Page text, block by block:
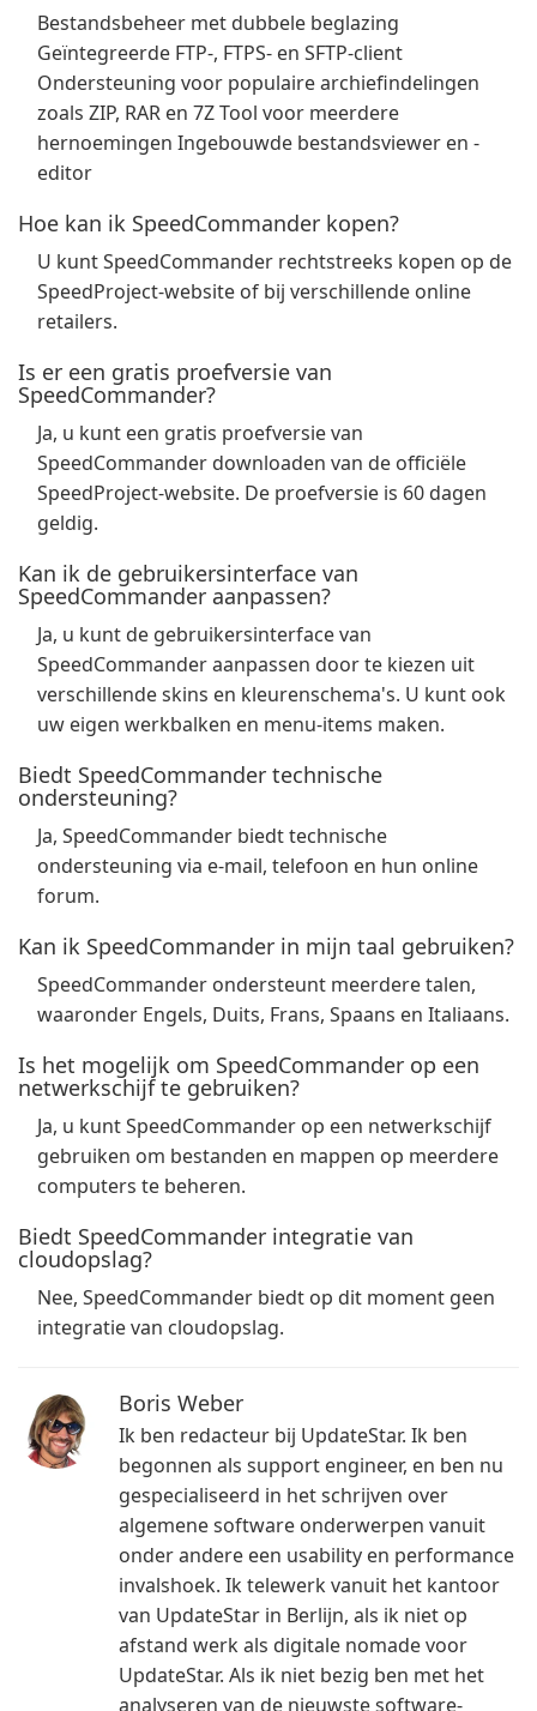
Bestandsbeheer met dubbele beglazing
Geïntegreerde FTP-, FTPS- en SFTP-client
Ondersteuning voor populaire archiefindelingen
zoals ZIP, RAR en 7Z Tool voor meerdere
hernoemingen Ingebouwde bestandsviewer en -
editor
Hoe kan ik SpeedCommander kopen?
U kunt SpeedCommander rechtstreeks kopen op de
SpeedProject-website of bij verschillende online
retailers.
Is er een gratis proefversie van
SpeedCommander?
Ja, u kunt een gratis proefversie van
SpeedCommander downloaden van de officiële
SpeedProject-website. De proefversie is 60 dagen
geldig.
Kan ik de gebruikersinterface van
SpeedCommander aanpassen?
Ja, u kunt de gebruikersinterface van
SpeedCommander aanpassen door te kiezen uit
verschillende skins en kleurenschema's. U kunt ook
uw eigen werkbalken en menu-items maken.
Biedt SpeedCommander technische
ondersteuning?
Ja, SpeedCommander biedt technische
ondersteuning via e-mail, telefoon en hun online
forum.
Kan ik SpeedCommander in mijn taal gebruiken?
SpeedCommander ondersteunt meerdere talen,
waaronder Engels, Duits, Frans, Spaans en Italiaans.
Is het mogelijk om SpeedCommander op een
netwerkschijf te gebruiken?
Ja, u kunt SpeedCommander op een netwerkschijf
gebruiken om bestanden en mappen op meerdere
computers te beheren.
Biedt SpeedCommander integratie van
cloudopslag?
Nee, SpeedCommander biedt op dit moment geen
integratie van cloudopslag.
Boris Weber
Ik ben redacteur bij UpdateStar. Ik ben
begonnen als support engineer, en ben nu
gespecialiseerd in het schrijven over
algemene software onderwerpen vanuit
onder andere een usability en performance
invalshoek. Ik telewerk vanuit het kantoor
van UpdateStar in Berlijn, als ik niet op
afstand werk als digitale nomade voor
UpdateStar. Als ik niet bezig ben met het
analyseren van de nieuwste software-